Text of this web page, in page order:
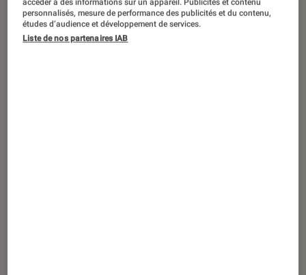
accéder à des informations sur un appareil. Publicités et contenu
personnalisés, mesure de performance des publicités et du contenu,
études d’audience et développement de services.
Liste de nos partenaires IAB